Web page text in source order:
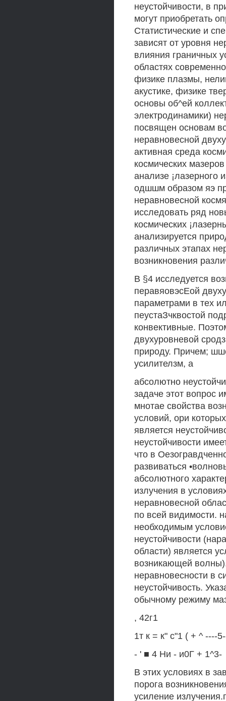
неустойчивости, в
могут приобретать
Статистические и
зависят от уровня
влияния граничных
областях
физике плазмы,
акустике, физике
основы об^ей
электродинамики)
посвящен основам
неравновесной
активная среда
космических
анализе ¡лазерного
одшшм образом яэ
неравновесной
исследовать ряд
космических
анализируется
различных этапах
возникновения
В §4 исследуется
перавяовэсЕой
параметрами в тех
пеустаЗчквостой
конвективные.
двухуровневой
природу. Причем;
усилителзм, а
абсолютно
задаче этот вопрос
мнотае свойства
условий, ори
является
неустойчивости
что в
развиваться
абсолютного
излучения в
неравновесной
по всей видимости.
необходимым
неустойчивости
области) является
возникающей
неравновесности в
неустойчивость.
обычному режиму
, 42г1
1т к = к" с"1 ( + ^ ----
- ' ■ 4 Ни - и0Г + 1^3-
В этих условиях в
порога
усиление